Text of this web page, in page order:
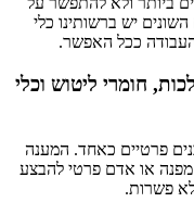
יש ברשותינו כלי
ככל האפשר.
חומרי ליטוש וכלי
פרטיים כאחד. המענה
או אדם פרטי להבצע
פשרות.